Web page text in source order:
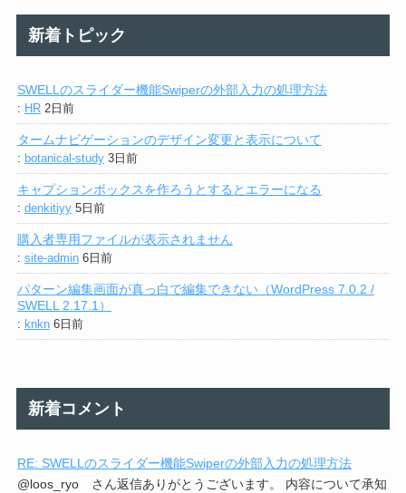
新着トピック
SWELLのスライダー機能Swiperの外部入力の処理方法
: HR 2日前
タームナビゲーションのデザイン変更と表示について
: botanical-study 3日前
キャプションボックスを作ろうとするとエラーになる
: denkitiyy 5日前
購入者専用ファイルが表示されません
: site-admin 6日前
パターン編集画面が真っ白で編集できない（WordPress 7.0.2 /
SWELL 2.17.1）
: knkn 6日前
新着コメント
RE: SWELLのスライダー機能Swiperの外部入力の処理方法
@loos_ryo さん返信ありがとうございます。 内容について承知